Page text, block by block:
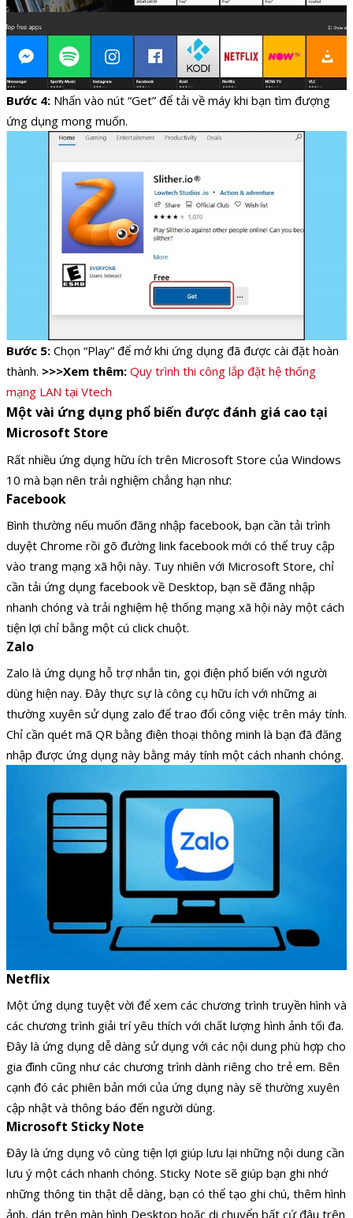
Bước 4: Nhấn vào nút “Get” để tải về máy khi bạn tìm đượng
ứng dụng mong muốn.
Bước 5: Chọn “Play” để mở khi ứng dụng đã được cài đặt hoàn
thành. >>>Xem thêm: Quy trình thi công lắp đặt hệ thống
mạng LAN tại Vtech
Một vài ứng dụng phổ biến được đánh giá cao tại
Microsoft Store
Rất nhiều ứng dụng hữu ích trên Microsoft Store của Windows
10 mà bạn nên trải nghiệm chẳng hạn như:
Facebook
Bình thường nếu muốn đăng nhập facebook, bạn cần tải trình
duyệt Chrome rồi gõ đường link facebook mới có thể truy cập
vào trang mạng xã hội này. Tuy nhiên với Microsoft Store, chỉ
cần tải ứng dụng facebook về Desktop, bạn sẽ đăng nhập
nhanh chóng và trải nghiệm hệ thống mạng xã hội này một cách
tiện lợi chỉ bằng một cú click chuột.
Zalo
Zalo là ứng dụng hỗ trợ nhắn tin, gọi điện phổ biến với người
dùng hiện nay. Đây thực sự là công cụ hữu ích với những ai
thường xuyên sử dụng zalo để trao đổi công việc trên máy tính.
Chỉ cần quét mã QR bằng điện thoại thông minh là bạn đã đăng
nhập được ứng dụng này bằng máy tính một cách nhanh chóng.
Netflix
Một ứng dụng tuyệt vời để xem các chương trình truyền hình và
các chương trình giải trí yêu thích với chất lượng hình ảnh tối đa.
Đây là ứng dụng dễ dàng sử dụng với các nội dung phù hợp cho
gia đình cũng như các chương trình dành riêng cho trẻ em. Bên
cạnh đó các phiên bản mới của ứng dụng này sẽ thường xuyên
cập nhật và thông báo đến người dùng.
Microsoft Sticky Note
Đây là ứng dụng vô cùng tiện lợi giúp lưu lại những nội dung cần
lưu ý một cách nhanh chóng. Sticky Note sẽ giúp bạn ghi nhớ
những thông tin thật dễ dàng, bạn có thể tạo ghi chú, thêm hình
ảnh, dán trên màn hình Desktop hoặc di chuyển bất cứ đâu trên